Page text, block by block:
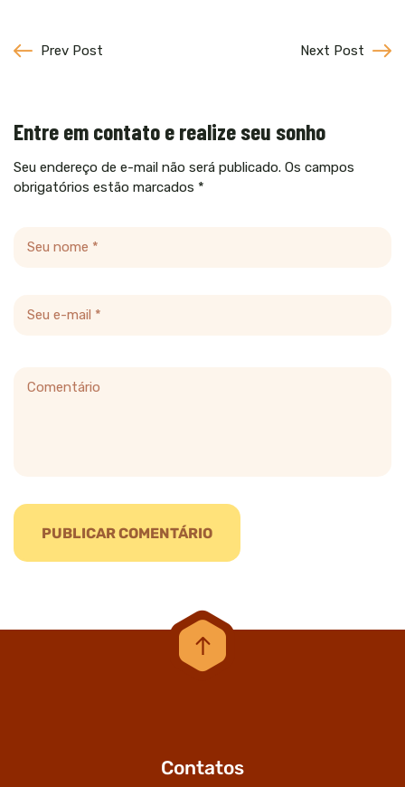
Prev Post Next Post
Entre em contato e realize seu sonho
Seu endereço de e-mail não será publicado. Os campos
obrigatórios estão marcados *
Contatos